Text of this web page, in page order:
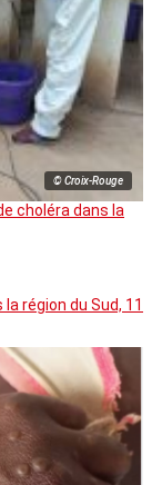
© Croix-Rouge
choléra dans la
région du Sud, 11